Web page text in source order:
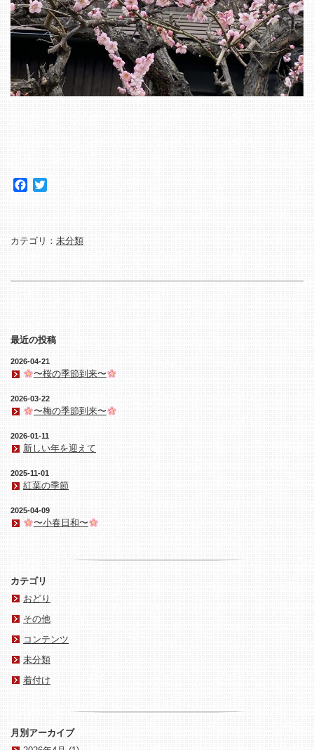
Facebook
カテゴリ： 未分類
最近の投稿
2026-04-21
〜桜の季節到来〜
2026-03-22
〜梅の季節到来〜
2026-01-11
新しい年を迎えて
2025-11-01
紅葉の季節
2025-04-09
〜小春日和〜
カテゴリ
おどり
その他
コンテンツ
未分類
着付け
月別アーカイブ